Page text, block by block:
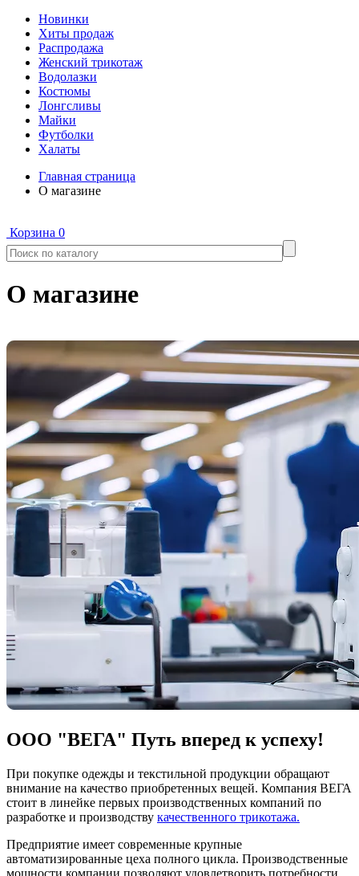
Новинки
Хиты продаж
Распродажа
Женский трикотаж
Водолазки
Костюмы
Лонгсливы
Майки
Футболки
Халаты
Главная страница
О магазине
Корзина 0
О магазине
ООО "ВЕГА" Путь вперед к успеху!
При покупке одежды и текстильной продукции обращают
внимание на качество приобретенных вещей. Компания ВЕГА
стоит в линейке первых производственных компаний по
разработке и производству качественного трикотажа.
Предприятие имеет современные крупные
автоматизированные цеха полного цикла. Производственные